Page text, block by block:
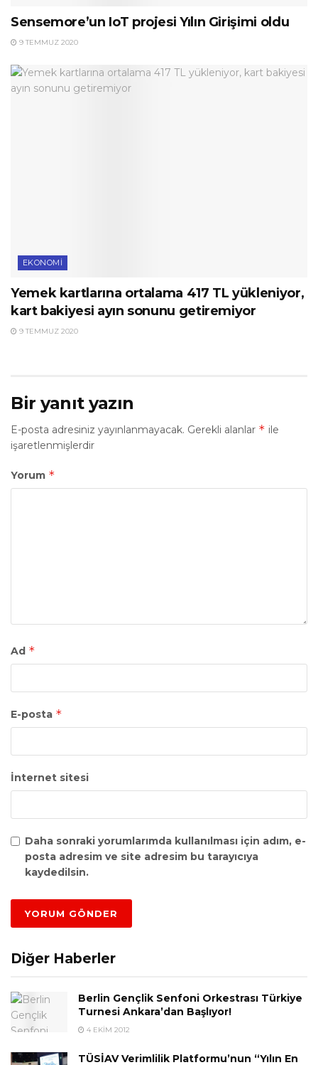
Sensemore’un IoT projesi Yılın Girişimi oldu
9 TEMMUZ 2020
EKONOMI
Yemek kartlarına ortalama 417 TL yükleniyor,
kart bakiyesi ayın sonunu getiremiyor
9 TEMMUZ 2020
Bir yanıt yazın
E-posta adresiniz yayınlanmayacak. Gerekli alanlar * ile
işaretlenmişlerdir
Yorum *
Ad *
E-posta *
İnternet sitesi
Daha sonraki yorumlarımda kullanılması için adım, e-
posta adresim ve site adresim bu tarayıcıya
kaydedilsin.
Diğer Haberler
Berlin Gençlik Senfoni Orkestrası Türkiye
Turnesi Ankara’dan Başlıyor!
4 EKIM 2012
TÜSİAV Verimlilik Platformu’nun “Yılın En